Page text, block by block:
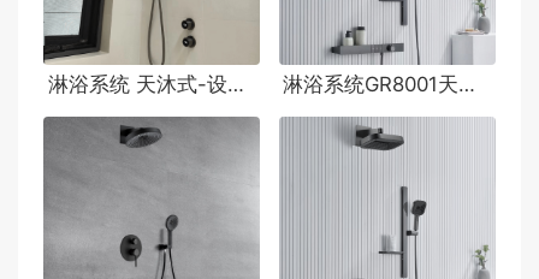
淋浴系统 天沐式-设计师订制 淋浴系统GR8001天沐式B hansgrohe风格